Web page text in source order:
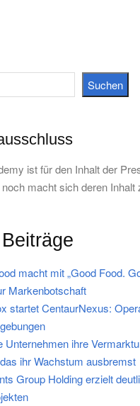
Suchen
ist für den Inhalt der
macht sich deren Inhalt
macht mit „Good Food.
Markenbotschaft
startet CentaurNexus:
Unternehmen ihre
ihr Wachstum ausbremst
Group Holding erzielt